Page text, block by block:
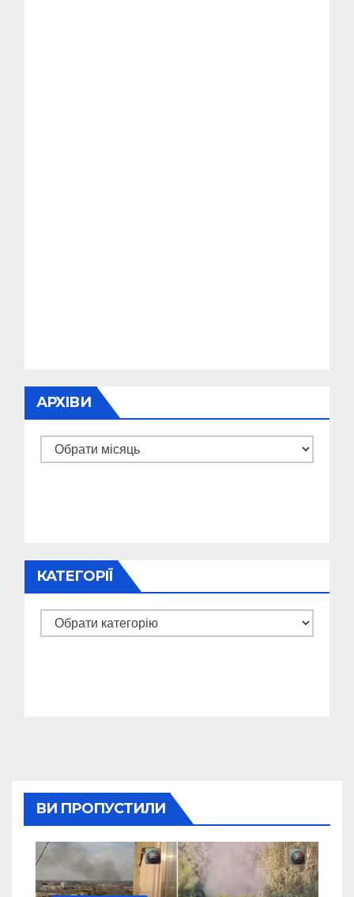
АРХІВИ
Архіви
КАТЕГОРІЇ
Категорії
ВИ ПРОПУСТИЛИ